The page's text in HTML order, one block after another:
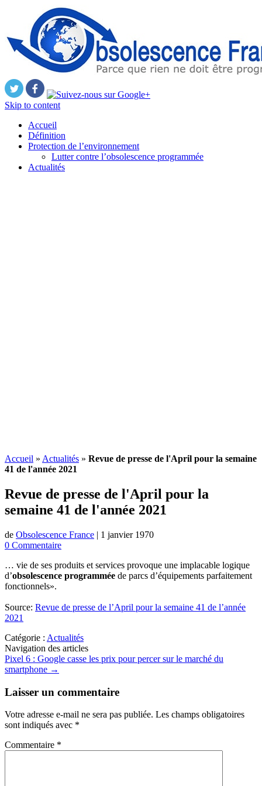
Skip to content
Accueil
Définition
Protection de l’environnement
Lutter contre l’obsolescence programmée
Actualités
Accueil » Actualités » Revue de presse de l'April pour la semaine
41 de l'année 2021
Revue de presse de l'April pour la
semaine 41 de l'année 2021
de Obsolescence France | 1 janvier 1970
0 Commentaire
… vie de ses produits et services provoque une implacable logique
d’obsolescence programmée de parcs d’équipements parfaitement
fonctionnels».
Source: Revue de presse de l’April pour la semaine 41 de l’année
2021
Catégorie : Actualités
Navigation des articles
Pixel 6 : Google casse les prix pour percer sur le marché du
smartphone →
Laisser un commentaire
Votre adresse e-mail ne sera pas publiée. Les champs obligatoires
sont indiqués avec *
Commentaire *